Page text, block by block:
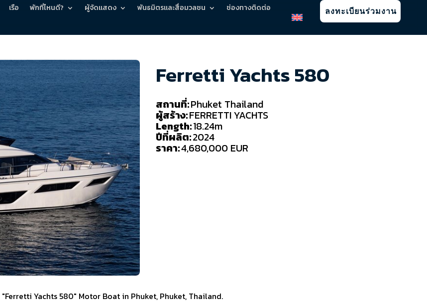
เรือ พักที่ไหนดี? ผู้จัดแสดง พันธมิตรและสื่อมวลชน ช่องทางติดต่อ ลงทะเบียนร่วมงาน
Ferretti Yachts 580
สถานที่:Phuket Thailand
ผู้สร้าง:FERRETTI YACHTS
Length:18.24m
ปีที่ผลิต:2024
ราคา:4,680,000 EUR
"Ferretti Yachts 580" Motor Boat in Phuket, Phuket, Thailand.